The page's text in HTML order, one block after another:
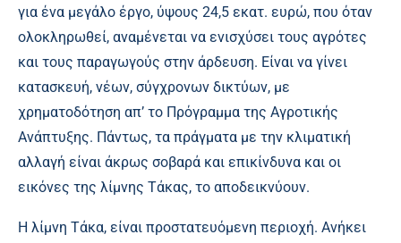
για ένα μεγάλο έργο, ύψους 24,5 εκατ. ευρώ, που όταν
ολοκληρωθεί, αναμένεται να ενισχύσει τους αγρότες
και τους παραγωγούς στην άρδευση. Είναι να γίνει
κατασκευή, νέων, σύγχρονων δικτύων, με
χρηματοδότηση απ’ το Πρόγραμμα της Αγροτικής
Ανάπτυξης. Πάντως, τα πράγματα με την κλιματική
αλλαγή είναι άκρως σοβαρά και επικίνδυνα και οι
εικόνες της λίμνης Τάκας, το αποδεικνύουν.
Η λίμνη Τάκα, είναι προστατευόμενη περιοχή. Ανήκει